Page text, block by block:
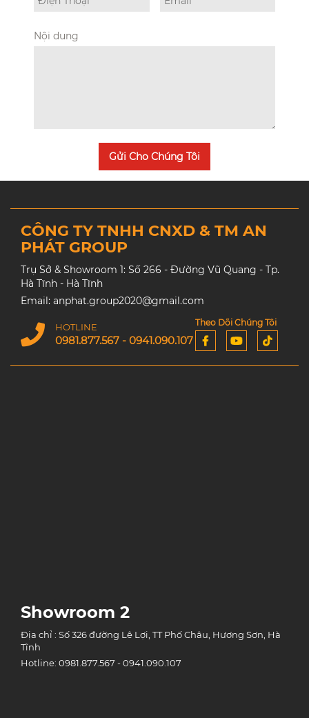
Nội dung
Gửi Cho Chúng Tôi
CÔNG TY TNHH CNXD & TM AN
PHÁT GROUP
Trụ Sở & Showroom 1: Số 266 - Đường Vũ Quang - Tp.
Hà Tĩnh - Hà Tĩnh
Email: anphat.group2020@gmail.com
HOTLINE
0981.877.567 - 0941.090.107
Theo Dõi Chúng Tôi
Showroom 2
Địa chỉ : Số 326 đường Lê Lợi, TT Phố Châu, Hương Sơn, Hà
Tĩnh
Hotline: 0981.877.567 - 0941.090.107